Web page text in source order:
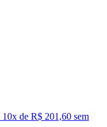
10x de R$ 201,60 sem